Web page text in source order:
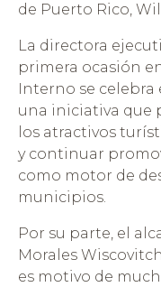
de Puerto Rico,
La directora
primera ocasión
Interno se
una iniciativa que
los atractivos
y continuar
como motor de
municipios.
Por su parte, el
Morales
es motivo de